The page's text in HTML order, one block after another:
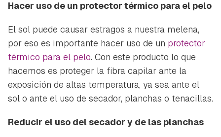
Hacer uso de un protector térmico para el pelo
El sol puede causar estragos a nuestra melena,
por eso es importante hacer uso de un protector
térmico para el pelo. Con este producto lo que
hacemos es proteger la fibra capilar ante la
exposición de altas temperatura, ya sea ante el
sol o ante el uso de secador, planchas o tenacillas.
Reducir el uso del secador y de las planchas